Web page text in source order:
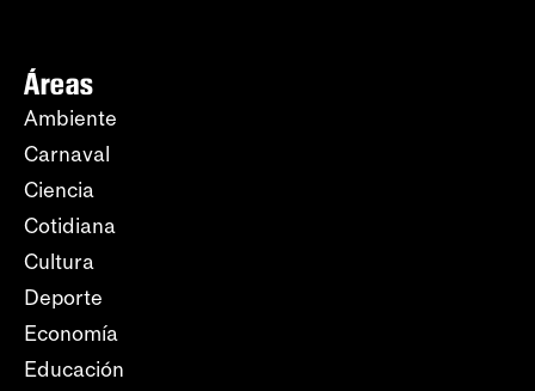
Áreas
Ambiente
Carnaval
Ciencia
Cotidiana
Cultura
Deporte
Economía
Educación